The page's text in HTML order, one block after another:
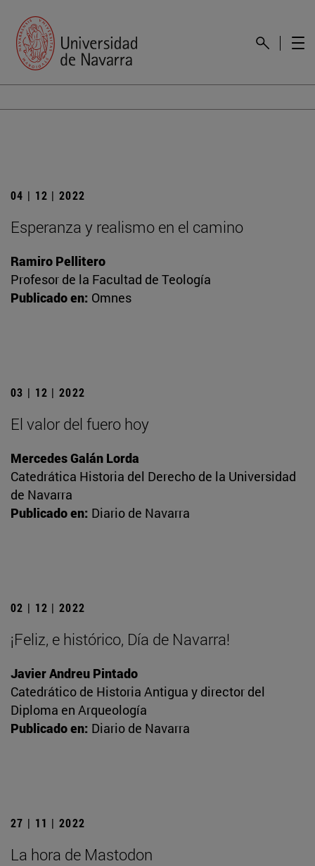
04 | 12 | 2022
Esperanza y realismo en el camino
Ramiro Pellitero
Profesor de la Facultad de Teología
Publicado en: Omnes
03 | 12 | 2022
El valor del fuero hoy
Mercedes Galán Lorda
Catedrática Historia del Derecho de la Universidad
de Navarra
Publicado en: Diario de Navarra
02 | 12 | 2022
¡Feliz, e histórico, Día de Navarra!
Javier Andreu Pintado
Catedrático de Historia Antigua y director del
Diploma en Arqueología
Publicado en: Diario de Navarra
27 | 11 | 2022
La hora de Mastodon